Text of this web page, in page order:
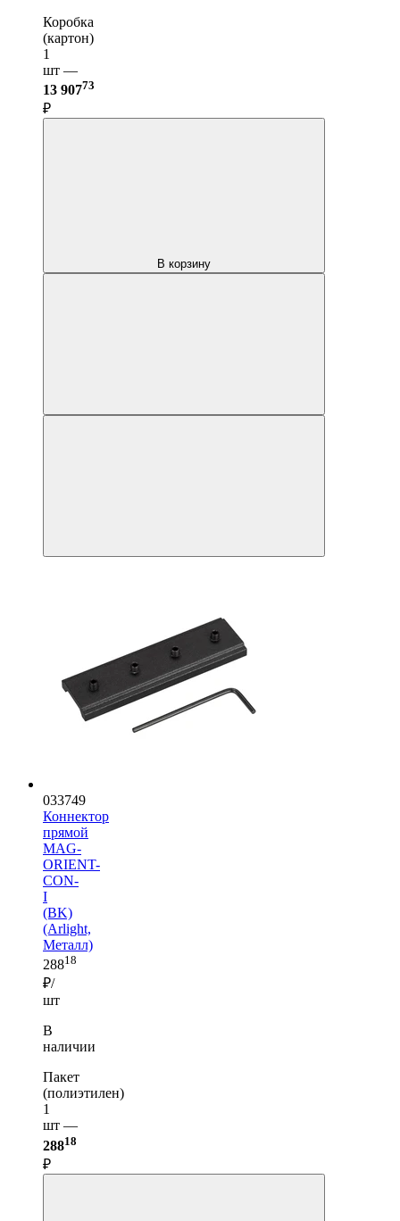
Коробка
(картон)
1
шт —
13 90773
₽
В корзину
033749
Коннектор
прямой
MAG-
ORIENT-
CON-
I
(BK)
(Arlight,
Металл)
28818
₽/
шт
В
наличии
Пакет
(полиэтилен)
1
шт —
28818
₽